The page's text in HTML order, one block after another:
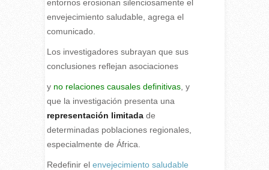
entornos erosionan silenciosamente el
envejecimiento saludable, agrega el
comunicado.
Los investigadores subrayan que sus
conclusiones reflejan asociaciones
y no relaciones causales definitivas, y
que la investigación presenta una
representación limitadade
determinadas poblaciones regionales,
especialmente de África.
Redefinir el envejecimiento saludable